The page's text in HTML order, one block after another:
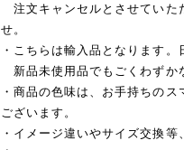
注文キャンセルとさせていた
せ。
・こちらは輸入品となります。
新品未使用品でもごくわずか
・商品の色味は、お手持ちの
ございます。
・イメージ違いやサイズ交換